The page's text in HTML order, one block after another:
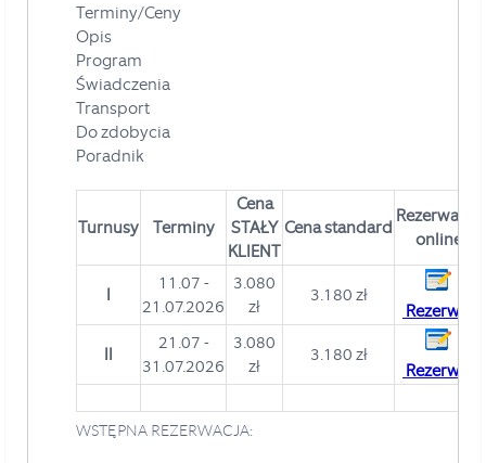
Terminy/Ceny
Opis
Program
Świadczenia
Transport
Do zdobycia
Poradnik
Turnusy Terminy
Cena
STAŁY
KLIENT
Cena standard
Rezerwacja
online
I
11.07 -
21.07.2026
3.080
zł
3.180 zł
Rezerwuj
II
21.07 -
31.07.2026
3.080
zł
3.180 zł
Rezerwuj
WSTĘPNA REZERWACJA: